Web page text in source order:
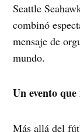
Seattle
combinó
mensaje de
mundo.
Un evento
Más allá del